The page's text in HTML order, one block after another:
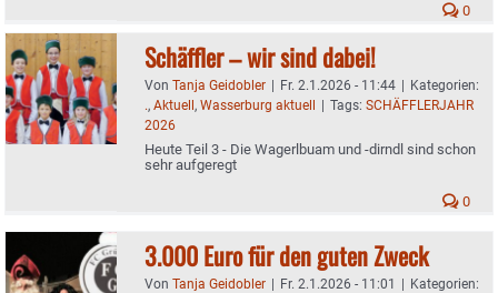
0
Schäffler – wir sind dabei!
Von Tanja Geidobler | Fr. 2.1.2026 - 11:44 | Kategorien:
., Aktuell, Wasserburg aktuell | Tags: SCHÄFFLERJAHR
2026
Heute Teil 3 - Die Wagerlbuam und -dirndl sind schon
sehr aufgeregt
0
3.000 Euro für den guten Zweck
Von Tanja Geidobler | Fr. 2.1.2026 - 11:01 | Kategorien: